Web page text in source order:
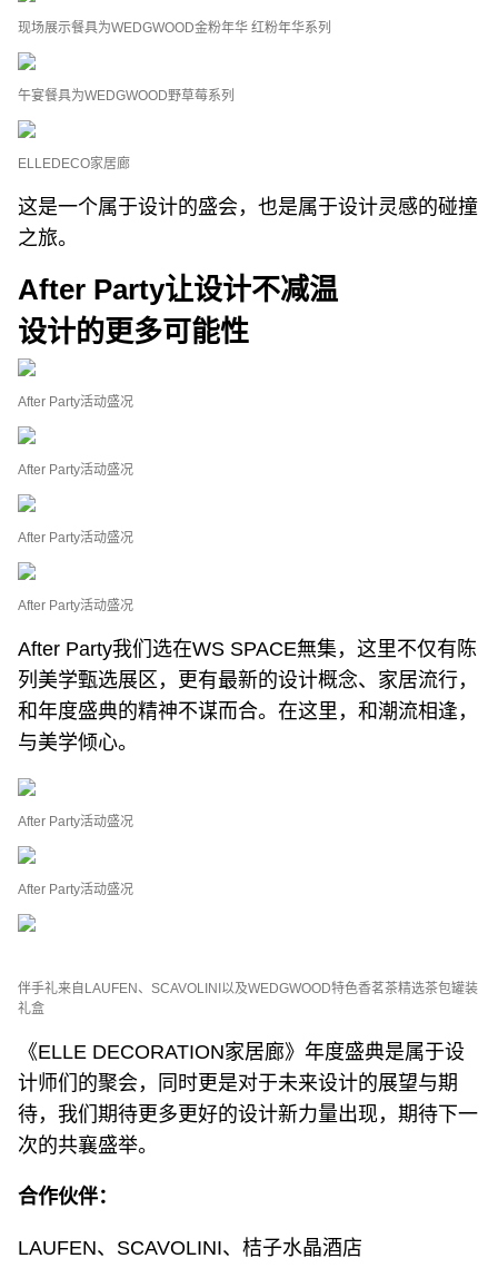
现场展示餐具为WEDGWOOD金粉年华 红粉年华系列
午宴餐具为WEDGWOOD野草莓系列
ELLEDECO家居廊
这是一个属于设计的盛会，也是属于设计灵感的碰撞
之旅。
After Party让设计不减温
设计的更多可能性
After Party活动盛况
After Party活动盛况
After Party活动盛况
After Party活动盛况
After Party我们选在WS SPACE無集，这里不仅有陈
列美学甄选展区，更有最新的设计概念、家居流行，
和年度盛典的精神不谋而合。在这里，和潮流相逢，
与美学倾心。
After Party活动盛况
After Party活动盛况
伴手礼来自LAUFEN、SCAVOLINI以及WEDGWOOD特色香茗茶精选茶包罐装
礼盒
《ELLE DECORATION家居廊》年度盛典是属于设
计师们的聚会，同时更是对于未来设计的展望与期
待，我们期待更多更好的设计新力量出现，期待下一
次的共襄盛举。
合作伙伴：
LAUFEN、SCAVOLINI、桔子水晶酒店